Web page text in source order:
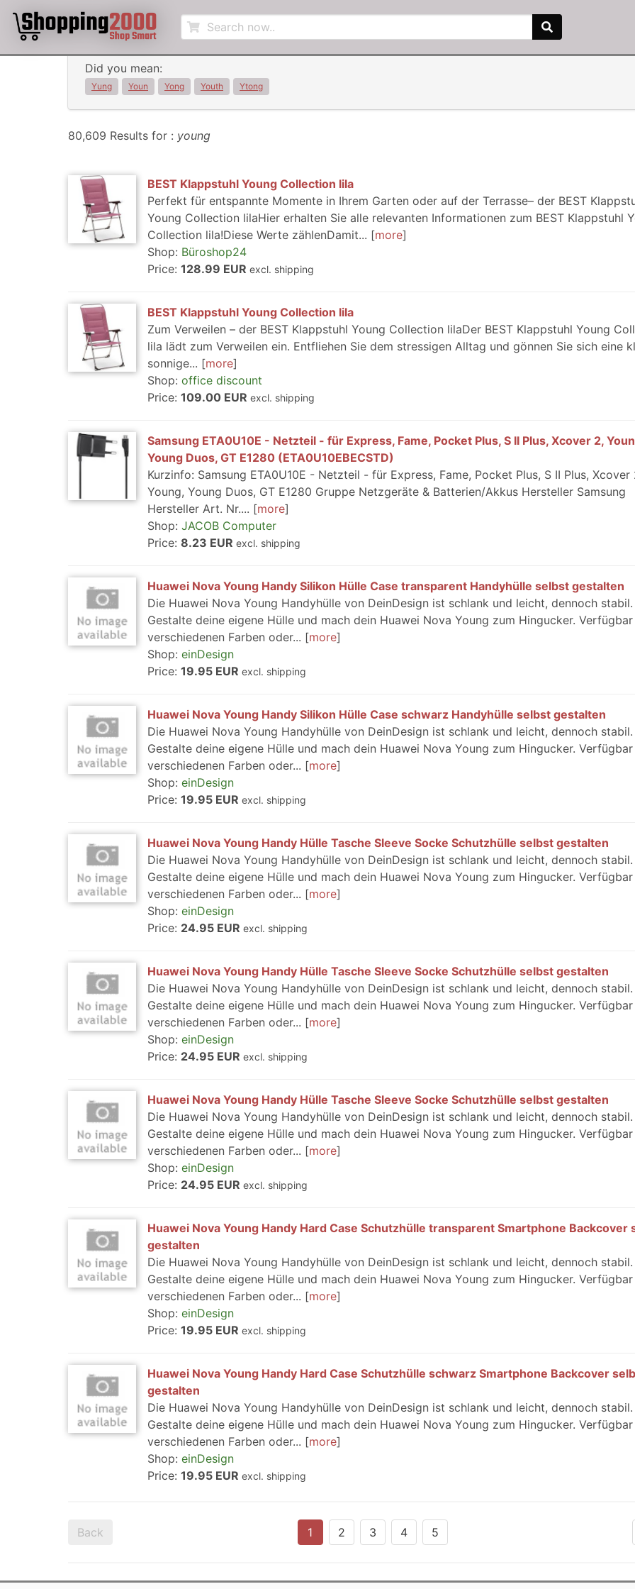
Did you mean:
Yung Youn Yong Youth Ytong
80,609 Results for : young
BEST Klappstuhl Young Collection lila
Perfekt für entspannte Momente in Ihrem Garten oder auf der Terrasse– der BEST
Young Collection lilaHier erhalten Sie alle relevanten Informationen zum BEST Klappstuhl
Collection lila!Diese Werte zählenDamit...
more
Shop: Büroshop24
Price: 128.99 EUR excl. shipping
BEST Klappstuhl Young Collection lila
Zum Verweilen – der BEST Klappstuhl Young Collection lilaDer BEST Klappstuhl Young
lila lädt zum Verweilen ein. Entfliehen Sie dem stressigen Alltag und gönnen Sie sich eine
sonnige...
more
Shop: office discount
Price: 109.00 EUR excl. shipping
Samsung ETA0U10E - Netzteil - für Express, Fame, Pocket Plus, S II Plus, Xcover 2,
Young Duos, GT E1280 (ETA0U10EBECSTD)
Kurzinfo: Samsung ETA0U10E - Netzteil - für Express, Fame, Pocket Plus, S II Plus, Xcover
Young, Young Duos, GT E1280 Gruppe Netzgeräte & Batterien/Akkus Hersteller Samsung
Hersteller Art. Nr....
more
Shop: JACOB Computer
Price: 8.23 EUR excl. shipping
Huawei Nova Young Handy Silikon Hülle Case transparent Handyhülle selbst gestalten
Die Huawei Nova Young Handyhülle von DeinDesign ist schlank und leicht, dennoch stabil.
Gestalte deine eigene Hülle und mach dein Huawei Nova Young zum Hingucker. Verfügbar
verschiedenen Farben oder...
more
Shop: einDesign
Price: 19.95 EUR excl. shipping
Huawei Nova Young Handy Silikon Hülle Case schwarz Handyhülle selbst gestalten
Die Huawei Nova Young Handyhülle von DeinDesign ist schlank und leicht, dennoch stabil.
Gestalte deine eigene Hülle und mach dein Huawei Nova Young zum Hingucker. Verfügbar
verschiedenen Farben oder...
more
Shop: einDesign
Price: 19.95 EUR excl. shipping
Huawei Nova Young Handy Hülle Tasche Sleeve Socke Schutzhülle selbst gestalten
Die Huawei Nova Young Handyhülle von DeinDesign ist schlank und leicht, dennoch stabil.
Gestalte deine eigene Hülle und mach dein Huawei Nova Young zum Hingucker. Verfügbar
verschiedenen Farben oder...
more
Shop: einDesign
Price: 24.95 EUR excl. shipping
Huawei Nova Young Handy Hülle Tasche Sleeve Socke Schutzhülle selbst gestalten
Die Huawei Nova Young Handyhülle von DeinDesign ist schlank und leicht, dennoch stabil.
Gestalte deine eigene Hülle und mach dein Huawei Nova Young zum Hingucker. Verfügbar
verschiedenen Farben oder...
more
Shop: einDesign
Price: 24.95 EUR excl. shipping
Huawei Nova Young Handy Hülle Tasche Sleeve Socke Schutzhülle selbst gestalten
Die Huawei Nova Young Handyhülle von DeinDesign ist schlank und leicht, dennoch stabil.
Gestalte deine eigene Hülle und mach dein Huawei Nova Young zum Hingucker. Verfügbar
verschiedenen Farben oder...
more
Shop: einDesign
Price: 24.95 EUR excl. shipping
Huawei Nova Young Handy Hard Case Schutzhülle transparent Smartphone Backcover
gestalten
Die Huawei Nova Young Handyhülle von DeinDesign ist schlank und leicht, dennoch stabil.
Gestalte deine eigene Hülle und mach dein Huawei Nova Young zum Hingucker. Verfügbar
verschiedenen Farben oder...
more
Shop: einDesign
Price: 19.95 EUR excl. shipping
Huawei Nova Young Handy Hard Case Schutzhülle schwarz Smartphone Backcover
gestalten
Die Huawei Nova Young Handyhülle von DeinDesign ist schlank und leicht, dennoch stabil.
Gestalte deine eigene Hülle und mach dein Huawei Nova Young zum Hingucker. Verfügbar
verschiedenen Farben oder...
more
Shop: einDesign
Price: 19.95 EUR excl. shipping
Back 1 2 3 4 5